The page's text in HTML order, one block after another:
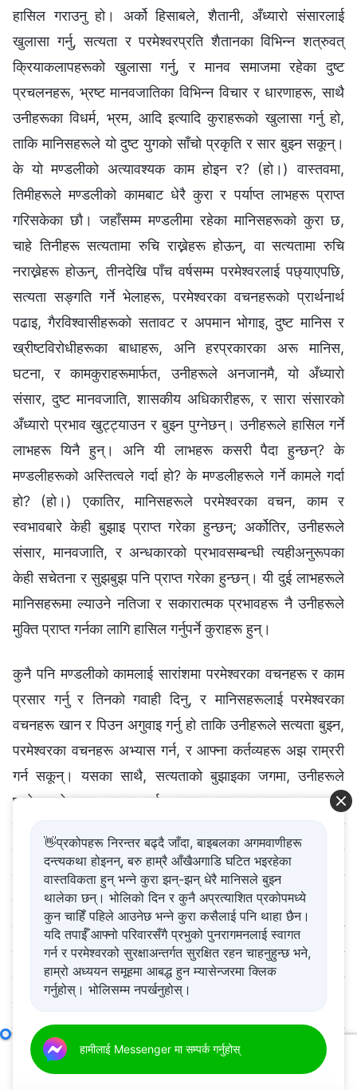
हासिल गराउनु हो। अर्को हिसाबले, शैतानी, अँध्यारो संसारलाई
खुलासा गर्नु, सत्यता र परमेश्‍वरप्रति शैतानका विभिन्न शत्रुवत्
क्रियाकलापहरूको खुलासा गर्नु, र मानव समाजमा रहेका दुष्ट
प्रचलनहरू, भ्रष्ट मानवजातिका विभिन्न विचार र धारणाहरू, साथै
उनीहरूका विधर्म, भ्रम, आदि इत्यादि कुराहरूको खुलासा गर्नु हो,
ताकि मानिसहरूले यो दुष्ट युगको साँचो प्रकृति र सार बुझ्न सकून्।
के यो मण्डलीको अत्यावश्यक काम होइन र? (हो।) वास्तवमा,
तिमीहरूले मण्डलीको कामबाट धेरै कुरा र पर्याप्त लाभहरू प्राप्त
गरिसकेका छौ। जहाँसम्म मण्डलीमा रहेका मानिसहरूको कुरा छ,
चाहे तिनीहरू सत्यतामा रुचि राख्नेहरू होऊन्, वा सत्यतामा रुचि
नराख्नेहरू होऊन्, तीनदेखि पाँच वर्षसम्म परमेश्‍वरलाई पछ्याएपछि,
सत्यता सङ्गति गर्ने भेलाहरू, परमेश्‍वरका वचनहरूको प्रार्थनार्थ
पढाइ, गैरविश्‍वासीहरूको सतावट र अपमान भोगाइ, दुष्ट मानिस र
ख्रीष्टविरोधीहरूका बाधाहरू, अनि हरप्रकारका अरू मानिस,
घटना, र कामकुराहरूमार्फत, उनीहरूले अनजानमै, यो अँध्यारो
संसार, दुष्ट मानवजाति, शासकीय अधिकारीहरू, र सारा संसारको
अँध्यारो प्रभाव खुट्ट्याउन र बुझ्न पुग्नेछन्। उनीहरूले हासिल गर्ने
लाभहरू यिनै हुन्। अनि यी लाभहरू कसरी पैदा हुन्छन्? के
मण्डलीहरूको अस्तित्वले गर्दा हो? के मण्डलीहरूले गर्ने कामले गर्दा
हो? (हो।) एकातिर, मानिसहरूले परमेश्‍वरका वचन, काम र
स्वभावबारे केही बुझाइ प्राप्त गरेका हुन्छन्; अर्कोतिर, उनीहरूले
संसार, मानवजाति, र अन्धकारको प्रभावसम्बन्धी त्यहीअनुरूपका
केही सचेतना र सुझबुझ पनि प्राप्त गरेका हुन्छन्। यी दुई लाभहरूले
मानिसहरूमा ल्याउने नतिजा र सकारात्मक प्रभावहरू नै उनीहरूले
मुक्ति प्राप्त गर्नका लागि हासिल गर्नुपर्ने कुराहरू हुन्।
कुनै पनि मण्डलीको कामलाई सारांशमा परमेश्‍वरका वचनहरू र काम
प्रसार गर्नु र तिनको गवाही दिनु, र मानिसहरूलाई परमेश्‍वरका
वचनहरू खान र पिउन अगुवाइ गर्नु हो ताकि उनीहरूले सत्यता बुझ्न,
परमेश्‍वरका वचनहरू अभ्यास गर्न, र आफ्ना कर्तव्यहरू अझ राम्ररी
गर्न सकून्। यसका साथै, सत्यताको बुझाइका जगमा, उनीहरूले
परमेश्‍वरको काम अनुभव गर्न, आफ्ना भ्रष्ट स्वभावहरू फाल्न र
मानिसहरूलाई दुष्ट मानवजाति, अँध्यारो संसार, र अन्धकारको
प्रभाव बुझ्न मदत गर्ने कुरा पनि पर्छ। मण्डलीका कामका
परियोजनाहरू धेरै नभए पनि, यसको विशिष्ट विषयवस्तुचाहिँ विशाल
छ। यी सबै विषयवस्तु परमेश्‍वरका वचनहरू, सत्यता, भ्रष्ट
स्वभावहरू फाल्ने, र परमेश्‍वरप्रति समर्पित हुने कुरासँग सम्बन्धित
हुन्छ; अनि अवश्य नै, यो मुक्ति प्राप्त गर्नुसँग अझ बढी सम्बन्धित
मण्डलीको कामको हरेक पक्ष परमेश्‍वरका चुनिएका मानिसहरूको
जीवन प्रवेशसँग घनिष्ठ रूपमा सम्बन्धित हुन्छ, किनभने यसमा
👋प्रकोपहरू निरन्तर बढ्दै जाँदा, बाइबलका अगमवाणीहरू
दन्त्यकथा होइनन्, बरु हाम्रै आँखैअगाडि घटित भइरहेका
वास्तविकता हुन् भन्ने कुरा झन्-झन् धेरै मानिसले बुझ्न
थालेका छन्। भोलिको दिन र कुनै अप्रत्याशित प्रकोपमध्ये
कुन चाहिँ पहिले आउनेछ भन्ने कुरा कसैलाई पनि थाहा छैन।
यदि तपाईँ आफ्नो परिवारसँगै प्रभुको पुनरागमनलाई स्वागत
गर्न र परमेश्‍वरको सुरक्षाअन्तर्गत सुरक्षित रहन चाहनुहुन्छ भने,
हाम्रो अध्ययन समूहमा आबद्ध हुन म्यासेन्जरमा क्लिक
गर्नुहोस्। भोलिसम्म नपर्खनुहोस्।
हामीलाई Messenger मा सम्पर्क गर्नुहोस्
अगुवा र कामदारहरूका जिम्‍मेवारीहरू (२२)खण्ड एक